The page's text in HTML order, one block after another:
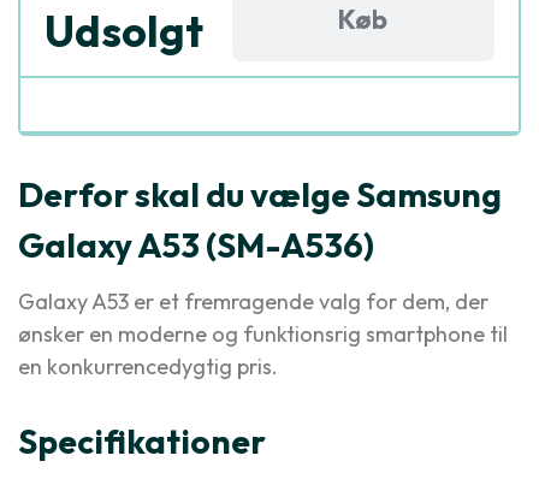
Udsolgt Køb
Derfor skal du vælge Samsung
Galaxy A53 (SM-A536)
Galaxy A53 er et fremragende valg for dem, der
ønsker en moderne og funktionsrig smartphone til
en konkurrencedygtig pris.
Specifikationer